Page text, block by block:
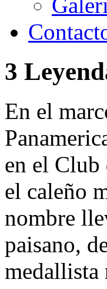
3
En el
en el Club
el caleño
nombre
paisano,